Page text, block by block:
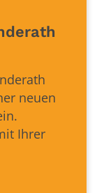
neuen
Ihrer